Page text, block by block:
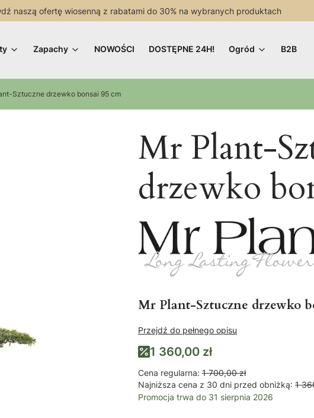
naszą ofertę wiosenną z rabatami do 30% na wybranych produktach
Zapachy NOWOŚCI DOSTĘPNE 24H! Ogród B2B
Sztuczne drzewko bonsai 95 cm
Mr Plant-
drzewko
Mr Plant-Sztuczne drzewko
Przejdź do pełnego opisu
1 360,00 zł
Cena regularna: 1 700,00 zł
Najniższa cena z 30 dni przed obniżką: 1
Promocja trwa do 31 sierpnia 2026